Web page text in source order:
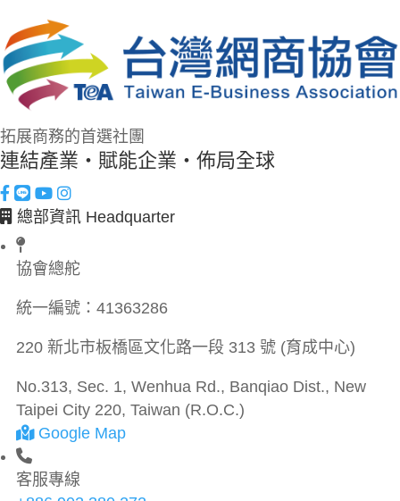
拓展商務的首選社團
連結產業・賦能企業・佈局全球
總部資訊 Headquarter
協會總舵
統一編號： 41363286
220 新北市板橋區文化路一段 313 號 (育成中心)
No.313, Sec. 1, Wenhua Rd., Banqiao Dist., New
Taipei City 220, Taiwan (R.O.C.)
Google Map
客服專線